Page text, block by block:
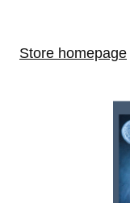
Store homepage